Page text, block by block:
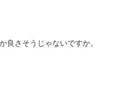
良さそうじゃないですか。